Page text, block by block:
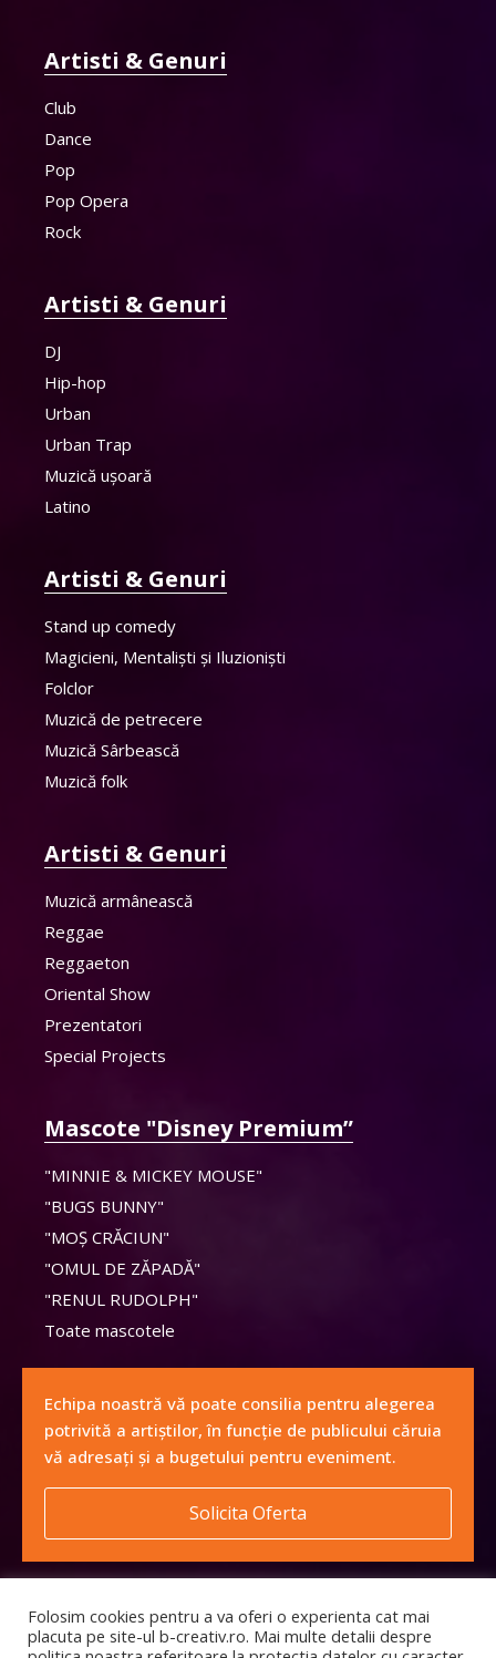
Artisti & Genuri
Club
Dance
Pop
Pop Opera
Rock
Artisti & Genuri
DJ
Hip-hop
Urban
Urban Trap
Muzică ușoară
Latino
Artisti & Genuri
Stand up comedy
Magicieni, Mentaliști și Iluzioniști
Folclor
Muzică de petrecere
Muzică Sârbească
Muzică folk
Artisti & Genuri
Muzică armânească
Reggae
Reggaeton
Oriental Show
Prezentatori
Special Projects
Mascote "Disney Premium”
"MINNIE & MICKEY MOUSE"
"BUGS BUNNY"
"MOȘ CRĂCIUN"
"OMUL DE ZĂPADĂ"
"RENUL RUDOLPH"
Toate mascotele
Echipa noastră vă poate consilia pentru alegerea
potrivită a artiștilor, în funcție de publicului căruia
vă adresați și a bugetului pentru eveniment.
Solicita Oferta
Folosim cookies pentru a va oferi o experienta cat mai
placuta pe site-ul b-creativ.ro. Mai multe detalii despre